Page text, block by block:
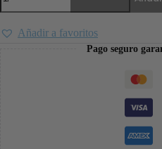
Añadir a favoritos
Pago seguro